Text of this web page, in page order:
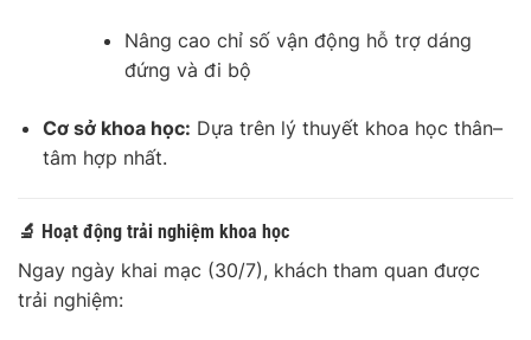
Nâng cao chỉ số vận động hỗ trợ dáng
đứng và đi bộ
Cơ sở khoa học: Dựa trên lý thuyết khoa học thân–
tâm hợp nhất.
🔬 Hoạt động trải nghiệm khoa học
Ngay ngày khai mạc (30/7), khách tham quan được
trải nghiệm: